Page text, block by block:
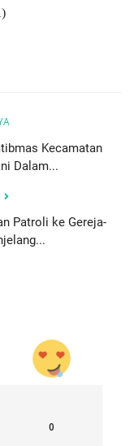
Kecamatan
Dalam...
Patroli ke Gereja-
0